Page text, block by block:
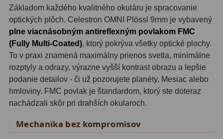
Iné10
Montáže93
Azimutálne AZ5
Equatoriálne EQ19
Fotografické montáže
Statívy a piliere3
Základom každého kvalitného okuláru je spracovanie
optických plôch. Celestron OMNI Plössl 9mm je vybavený
plne viacnásobným antireflexným povlakom FMC
(Fully Multi-Coated), ktorý pokrýva všetky optické plochy.
To v praxi znamená maximálny prienos svetla, minimálne
rozptyly a odrazy, výrazne vyšší kontrast obrazu a lepšie
podanie detailov - či už pozorujete planéty, Mesiac alebo
hmloviny. FMC povlak je štandardom, ktorý ste doteraz
nachádzali skôr pri drahších okularoch.
Mechanika bez kompromisov